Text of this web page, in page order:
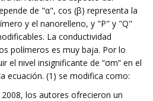
de "α", cos (β) representa la
y el nanorelleno, y "P" y "Q"
La conductividad
polímeros es muy baja. Por lo
el nivel insignificante de “σm” en el
ecuación. (1) se modifica como:
los autores ofrecieron un